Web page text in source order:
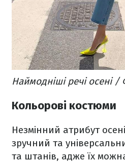
Наймодніші речі осені /
Кольорові костюми
Незмінний атрибут
зручний та
та штанів, адже їх